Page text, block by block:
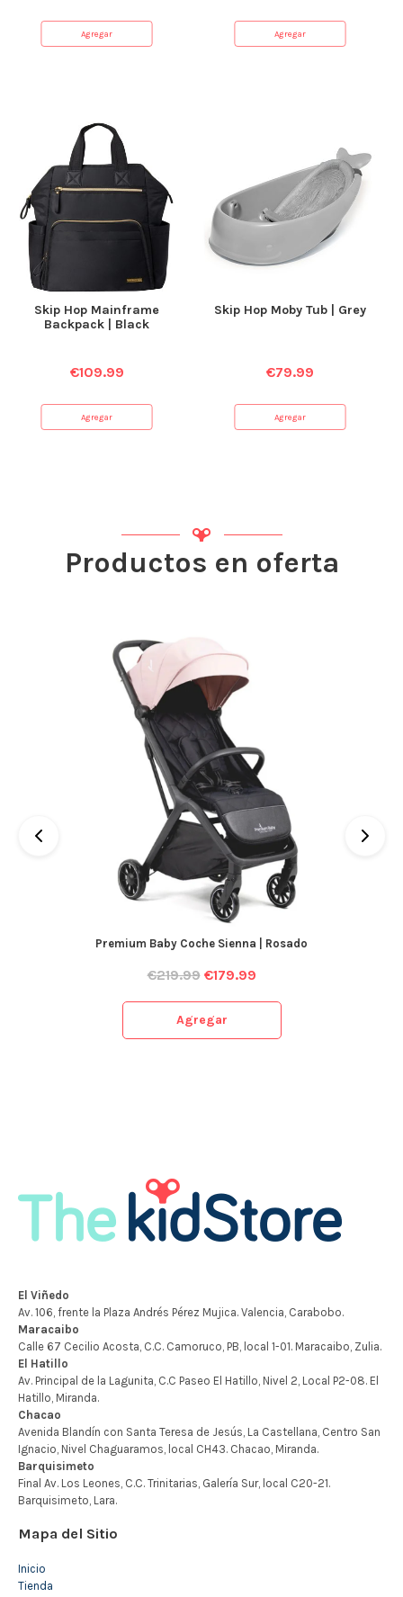
Agregar Agregar
Skip Hop Mainframe
Backpack | Black
€109.99
Agregar
Skip Hop Moby Tub | Grey
€79.99
Agregar
Productos en oferta
Premium Baby Coche Sienna | Rosado
€219.99 €179.99
Agregar
Mapa del Sitio
Inicio
Tienda